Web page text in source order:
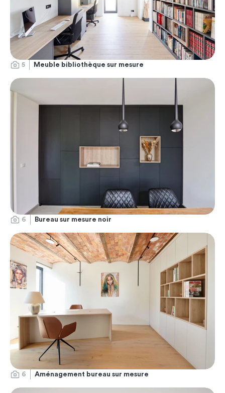
5 Meuble bibliothèque sur mesure
6 Bureau sur mesure noir
6 Aménagement bureau sur mesure